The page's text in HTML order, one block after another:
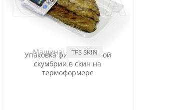
Упаковка филе копченой
скумбрии в скин на
термоформере
Машина: TFS SKIN